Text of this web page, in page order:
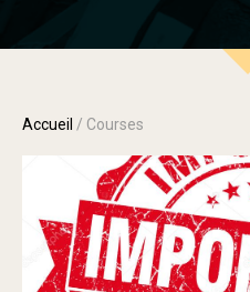
Accueil / Courses